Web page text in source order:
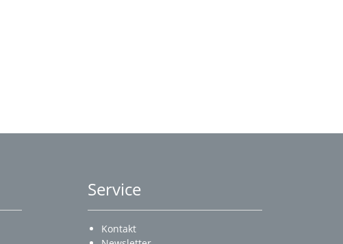
Service
Kontakt